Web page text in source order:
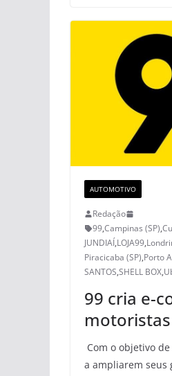
AUTOMOTIVO
Redação
99,Campinas (SP),
JUNDIAÍ,LOJA99,
Piracicaba (SP),Porto
SANTOS,SHELL BOX,
99 cria e-
motoristas
Com o objetivo
a ampliarem seus